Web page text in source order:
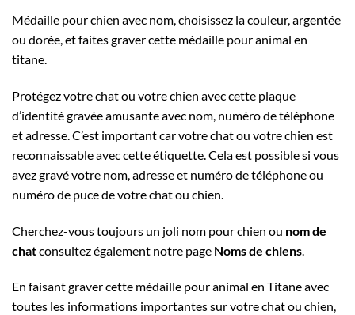
Médaille pour chien avec nom, choisissez la couleur, argentée
ou dorée, et faites graver cette médaille pour animal en
titane.
Protégez votre chat ou votre chien avec cette plaque
d’identité gravée amusante avec nom, numéro de téléphone
et adresse. C’est important car votre chat ou votre chien est
reconnaissable avec cette étiquette. Cela est possible si vous
avez gravé votre nom, adresse et numéro de téléphone ou
numéro de puce de votre chat ou chien.
Cherchez-vous toujours un joli nom pour chien ou nom de
chatconsultez également notre page Noms de chiens
En faisant graver cette médaille pour animal en Titane avec
toutes les informations importantes sur votre chat ou chien,